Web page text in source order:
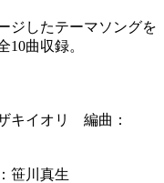
ジしたテーマソングを
曲収録。
キイオリ 編曲：
笹川真生